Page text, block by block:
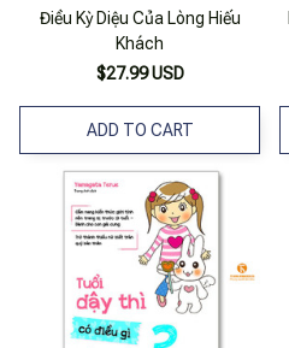
Điều Kỳ Diệu Của Lòng Hiếu
Khách
$27.99 USD
ADD TO CART